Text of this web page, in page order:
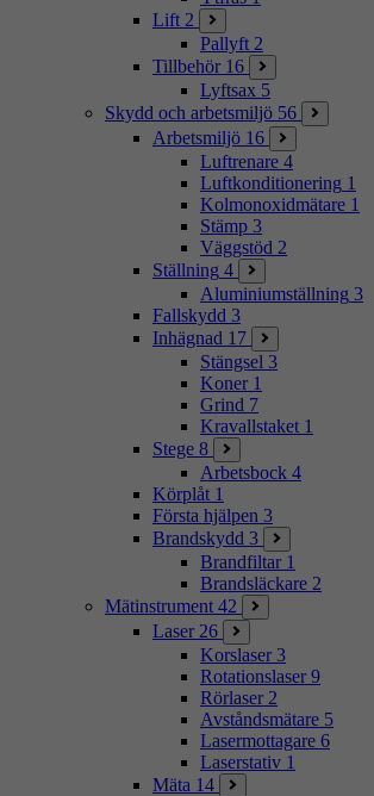
Lift 2
Pallyft 2
Tillbehör 16
Lyftsax 5
Skydd och arbetsmiljö 56
Arbetsmiljö 16
Luftrenare 4
Luftkonditionering 1
Kolmonoxidmätare 1
Stämp 3
Väggstöd 2
Ställning 4
Aluminiumställning 3
Fallskydd 3
Inhägnad 17
Stängsel 3
Koner 1
Grind 7
Kravallstaket 1
Stege 8
Arbetsbock 4
Körplåt 1
Första hjälpen 3
Brandskydd 3
Brandfiltar 1
Brandsläckare 2
Mätinstrument 42
Laser 26
Korslaser 3
Rotationslaser 9
Rörlaser 2
Avståndsmätare 5
Lasermottagare 6
Laserstativ 1
Mäta 14